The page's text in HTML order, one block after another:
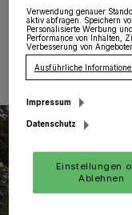
29.05.2026 , 09:47
Verwendung genauer
aktiv abfragen. Speichern
Personalisierte Werbung
Performance von Inhalten,
Verbesserung von
Ausführliche
Impressum
Datenschutz
Einstellungen
Ablehnen